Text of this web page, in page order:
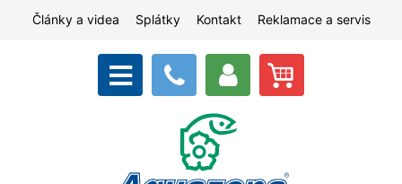
Články a videa Splátky Kontakt Reklamace a servis